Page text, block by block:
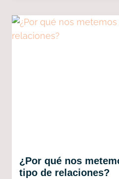
¿Por qué nos
tipo de relaciones?